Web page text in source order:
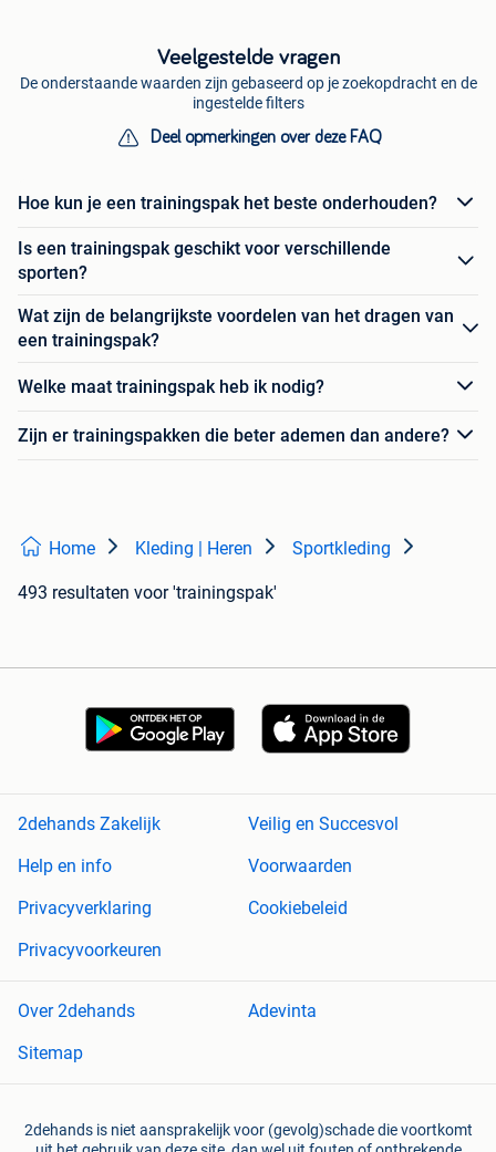
Veelgestelde vragen
De onderstaande waarden zijn gebaseerd op je zoekopdracht en de
ingestelde filters
Deel opmerkingen over deze FAQ
Hoe kun je een trainingspak het beste onderhouden?
Is een trainingspak geschikt voor verschillende
sporten?
Wat zijn de belangrijkste voordelen van het dragen van
een trainingspak?
Welke maat trainingspak heb ik nodig?
Zijn er trainingspakken die beter ademen dan andere?
Home Kleding | Heren Sportkleding
493 resultaten voor 'trainingspak'
2dehands Zakelijk
Veilig en Succesvol
Help en info
Voorwaarden
Privacyverklaring
Cookiebeleid
Privacyvoorkeuren
Over 2dehands
Adevinta
Sitemap
2dehands is niet aansprakelijk voor (gevolg)schade die voortkomt